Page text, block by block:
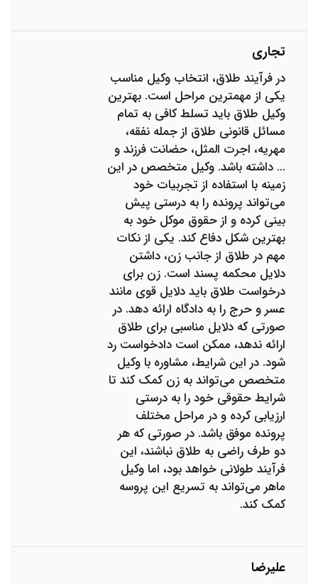
تجاری
در فرآیند طلاق، انتخاب وکیل مناسب
یکی از مهمترین مراحل است. بهترین
وکیل طلاق باید تسلط کافی به تمام
مسائل قانونی طلاق از جمله نفقه،
مهریه، اجرت المثل، حضانت فرزند و
... داشته باشد. وکیل متخصص در این
زمینه با استفاده از تجربیات خود
می‌تواند پرونده را به درستی پیش
بینی کرده و از حقوق موکل خود به
بهترین شکل دفاع کند. یکی از نکات
مهم در طلاق از جانب زن، داشتن
دلایل محکمه پسند است. زن برای
درخواست طلاق باید دلایل قوی مانند
عسر و حرج را به دادگاه ارائه دهد. در
صورتی که دلایل مناسبی برای طلاق
ارائه ندهد، ممکن است دادخواست رد
شود. در این شرایط، مشاوره با وکیل
متخصص می‌تواند به زن کمک کند تا
شرایط حقوقی خود را به درستی
ارزیابی کرده و در مراحل مختلف
پرونده موفق باشد. در صورتی که هر
دو طرف راضی به طلاق نباشند، این
فرآیند طولانی خواهد بود، اما وکیل
ماهر می‌تواند به تسریع این پروسه
کمک کند.
علیرضا